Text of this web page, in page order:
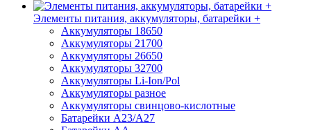
Элементы питания, аккумуляторы, батарейки +
Аккумуляторы 18650
Аккумуляторы 21700
Аккумуляторы 26650
Аккумуляторы 32700
Аккумуляторы Li-Ion/Pol
Аккумуляторы разное
Аккумуляторы свинцово-кислотные
Батарейки A23/A27